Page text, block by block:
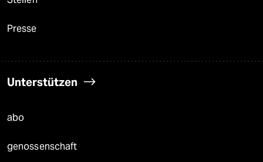
Presse
Unterstützen
abo
genossenschaft